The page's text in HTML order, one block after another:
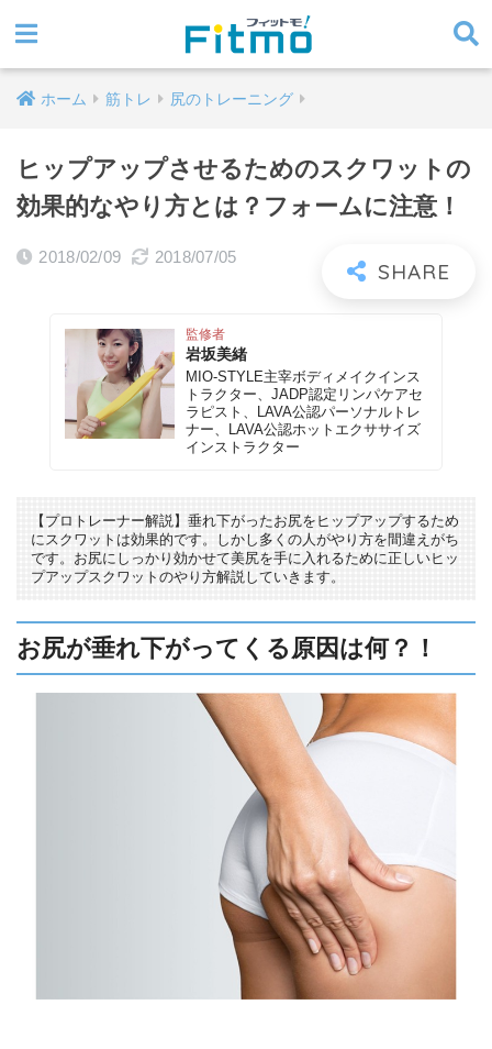
ホーム 筋トレ 尻のトレーニング
ヒップアップさせるためのスクワットの
効果的なやり方とは？フォームに注意！
2018/02/09 2018/07/05
監修者
岩坂美緒
MIO-STYLE主宰ボディメイクインス
トラクター、JADP認定リンパケアセ
ラピスト、LAVA公認パーソナルトレ
ナー、LAVA公認ホットエクササイズ
インストラクター
【プロトレーナー解説】垂れ下がったお尻をヒップアップするため
にスクワットは効果的です。しかし多くの人がやり方を間違えがち
です。お尻にしっかり効かせて美尻を手に入れるために正しいヒッ
プアップスクワットのやり方解説していきます。
お尻が垂れ下がってくる原因は何？！